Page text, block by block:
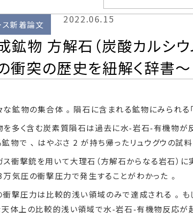
ス新着論文 2022.06.15
鉱物 方解石（炭酸カルシ
衝突の歴史を紐解く辞書～
鉱物の集合体 。 隕石に含まれる鉱物にみられる
多く含む炭素質隕石は過去に水-岩石-有機物が
物で 、 はやぶさ 2 が持ち帰ったリュウグウの試
衝撃銃を用いて大理石（方解石からなる岩石）
気圧の衝撃圧力で発生することがわかった 。
撃圧力は比較的浅い領域のみで達成される 。
天体上の比較的浅い領域で水-岩石-有機物反応が